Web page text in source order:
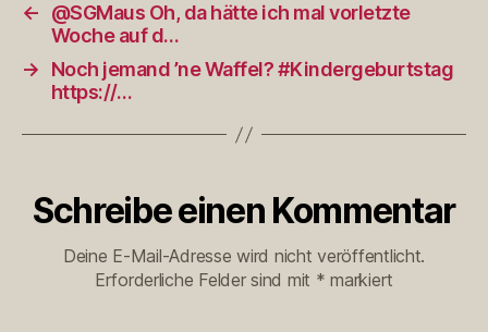
←
@SGMaus Oh, da hätte ich mal vorletzte
Woche auf d…
→
Noch jemand ’ne Waffel? #Kindergeburtstag
https://…
Schreibe einen Kommentar
Deine E-Mail-Adresse wird nicht veröffentlicht.
Erforderliche Felder sind mit * markiert